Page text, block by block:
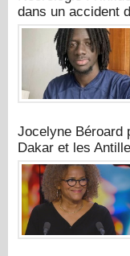
dans un accident
Jocelyne Béroard
Dakar et les